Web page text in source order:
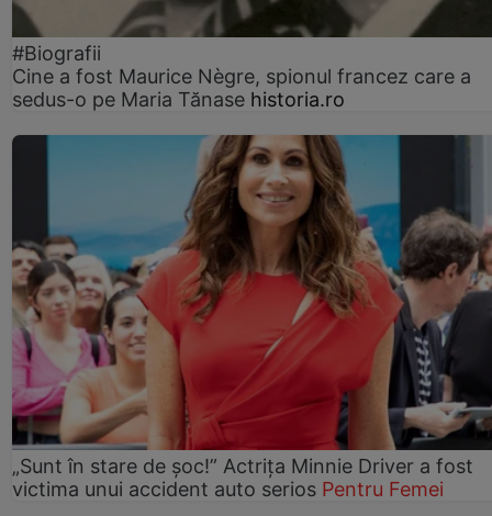
#Biografii
Cine a fost Maurice Nègre, spionul francez care a
sedus-o pe Maria Tănase historia.ro
„Sunt în stare de șoc!” Actrița Minnie Driver a fost
victima unui accident auto serios Pentru Femei